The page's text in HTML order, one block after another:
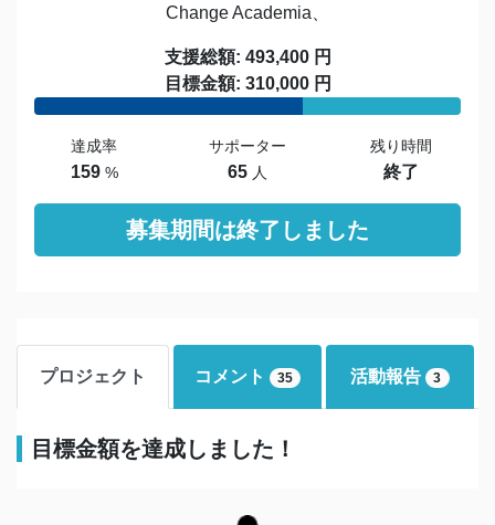
Change Academia、
支援総額: 493,400 円
目標金額: 310,000 円
達成率
159 %
サポーター
65 人
残り時間
終了
募集期間は終了しました
プロジェクト コメント 35 活動報告 3
目標金額を達成しました！